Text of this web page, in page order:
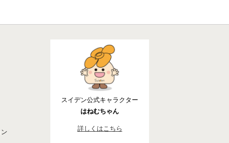
スイデン公式キャラクター
はねむちゃん
詳しくはこちら